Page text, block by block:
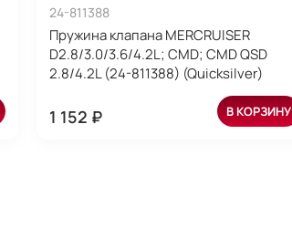
24-811388
Пружина клапана MERCRUISER
D2.8/3.0/3.6/4.2L; CMD; CMD QSD
2.8/4.2L (24-811388) (Quicksilver)
1 152 ₽ В КОРЗИНУ